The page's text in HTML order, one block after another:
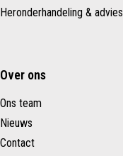
Heronderhandeling & advies
Over ons
Ons team
Nieuws
Contact